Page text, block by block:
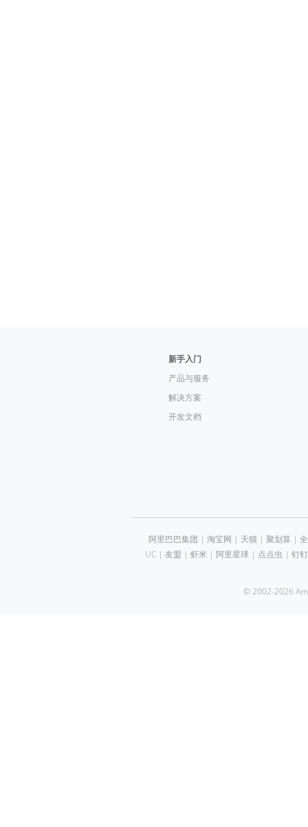
新手入门
产品与服务
解决方案
开发文档
阿里巴巴集团 | 淘宝网 | 天猫| 聚划算 |
UC| 友盟 | 虾米 | 阿里星球| 点点虫 | 钉钉
© 2002-2026